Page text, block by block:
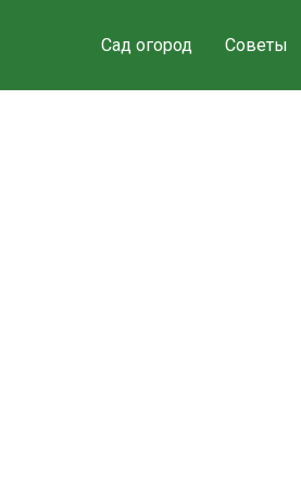
Сад огород Советы